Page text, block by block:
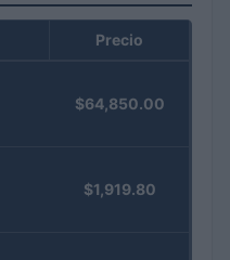
Precio
$64,850.00
$1,919.80